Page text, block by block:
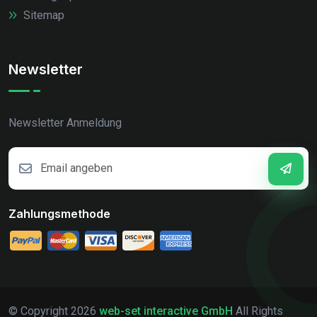
Sitemap
Newsletter
Newsletter Anmeldung
Zahlungsmethode
© Copyright 2026 web-set interactive GmbH All Rights